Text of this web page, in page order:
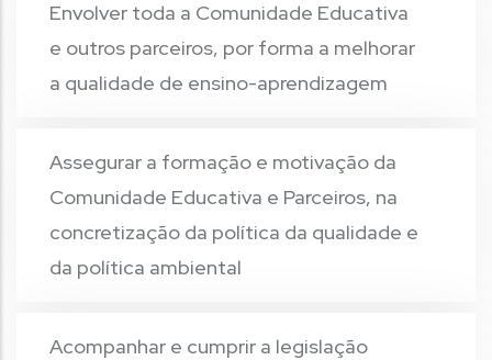
Envolver toda a Comunidade Educativa
e outros parceiros, por forma a melhorar
a qualidade de ensino-aprendizagem
Assegurar a formação e motivação da
Comunidade Educativa e Parceiros, na
concretização da política da qualidade e
da política ambiental
Acompanhar e cumprir a legislação